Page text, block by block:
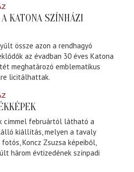
KATONA SZÍNHÁZI
össze azon a rendhagyó
az évadban 30 éves Katona
meghatározó emblematikus
licitálhattak.
címmel februártól látható a
kiállítás, melyen a tavaly
Koncz Zsuzsa képeiből,
három évtizedének színpadi